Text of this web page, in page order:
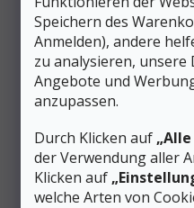
Speichern des
Anmelden), andere
zu analysieren,
Angebote und
anzupassen.
Durch Klicken auf
der Verwendung aller
Klicken auf
welche Arten von
von der Schuhkonstruktion
überträgt. Wir empfehlen,
Trekkingsocken
tragen möchten, und
Fuß von Natur aus etwas
Leichte
Anpassungsfähigkeit
Der Leisten
Herrenbreite ohne
Der Zehenraum